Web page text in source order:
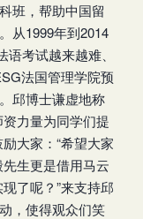
班，帮助中国留
从1999年到2014
考试越来越难、
法国管理学院预
邱博士谦虚地称
力量为同学们提
大家：“希望大家
生更是借用马云
了呢？”来支持邱
，使得观众们笑